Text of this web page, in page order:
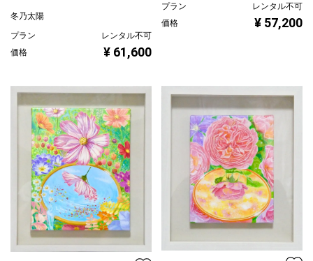
冬乃太陽
プラン
レンタル不可
価格
¥ 61,600
プラン
レンタル不可
価格
¥ 57,200